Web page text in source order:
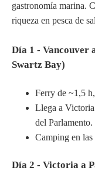
gastronomía marina.
riqueza en pesca de
Día 1 - Vancouver
Swartz Bay)
Ferry de ~1,5
Llega a
del Parlamento.
Camping en
Día 2 - Victoria a